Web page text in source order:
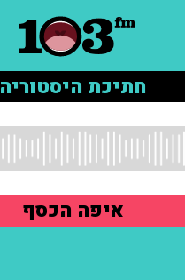
חתיכת היסטוריה
איפה הכסף